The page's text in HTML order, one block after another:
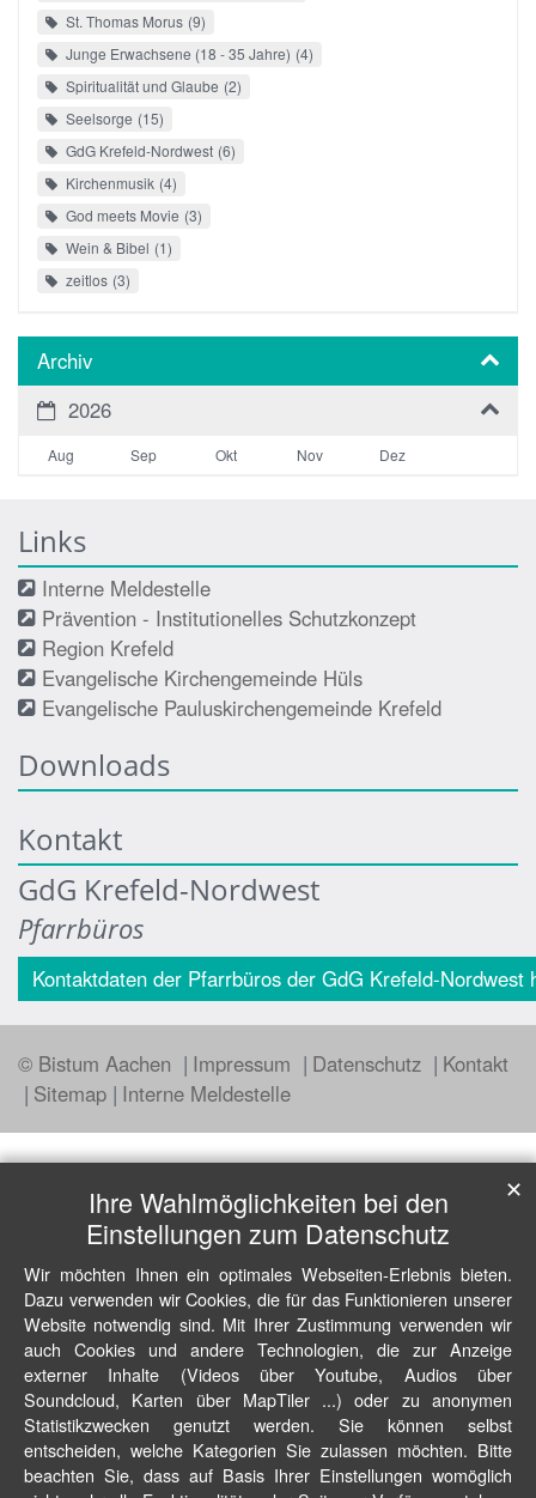
St. Thomas Morus 9
Junge Erwachsene (18 - 35 Jahre) 4
Spiritualität und Glaube 2
Seelsorge 15
GdG Krefeld-Nordwest 6
Kirchenmusik 4
God meets Movie 3
Wein & Bibel 1
zeitlos 3
Archiv
2026
Aug Sep Okt Nov Dez
Links
Interne Meldestelle
Prävention - Institutionelles Schutzkonzept
Region Krefeld
Evangelische Kirchengemeinde Hüls
Evangelische Pauluskirchengemeinde Krefeld
Downloads
Kontakt
GdG Krefeld-Nordwest
Pfarrbüros
Kontaktdaten der Pfarrbüros der GdG Krefeld-Nordwest
© Bistum Aachen Impressum Datenschutz
Kontakt
Sitemap Interne Meldestelle
Ihre Wahlmöglichkeiten bei den
Einstellungen zum Datenschutz
Wir möchten Ihnen ein optimales Webseiten-Erlebnis bieten.
Dazu verwenden wir Cookies, die für das Funktionieren unserer
Website notwendig sind. Mit Ihrer Zustimmung verwenden wir
auch Cookies und andere Technologien, die zur Anzeige
externer Inhalte (Videos über Youtube, Audios über
Soundcloud, Karten über MapTiler ...) oder zu anonymen
Statistikzwecken genutzt werden. Sie können selbst
entscheiden, welche Kategorien Sie zulassen möchten. Bitte
beachten Sie, dass auf Basis Ihrer Einstellungen womöglich
✕